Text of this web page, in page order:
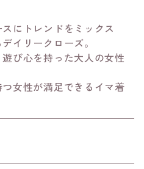
にトレンドをミックス
イリークローズ。
び心を持った大人の女性
女性が満足できるイマ着